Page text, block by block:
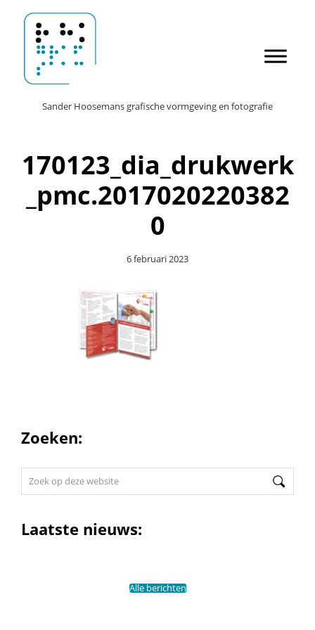
naar
de
hoofd
inhoud
Sander Hoosemans
HeaderSander Hoosemans grafische vormgeving en fotografie
170123_dia_drukwerk
_pmc.2017020220382
0
6 februari 2023
Zoeken:
website
Laatste nieuws:
Alle berichten